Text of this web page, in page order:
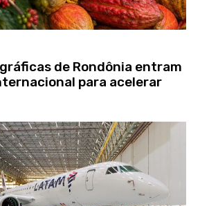
de Rondônia entram
para acelerar